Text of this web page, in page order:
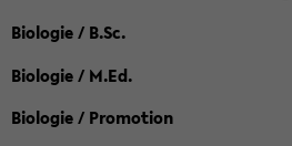
Biologie / B.Sc.
Biologie / M.Ed.
Biologie / Promotion